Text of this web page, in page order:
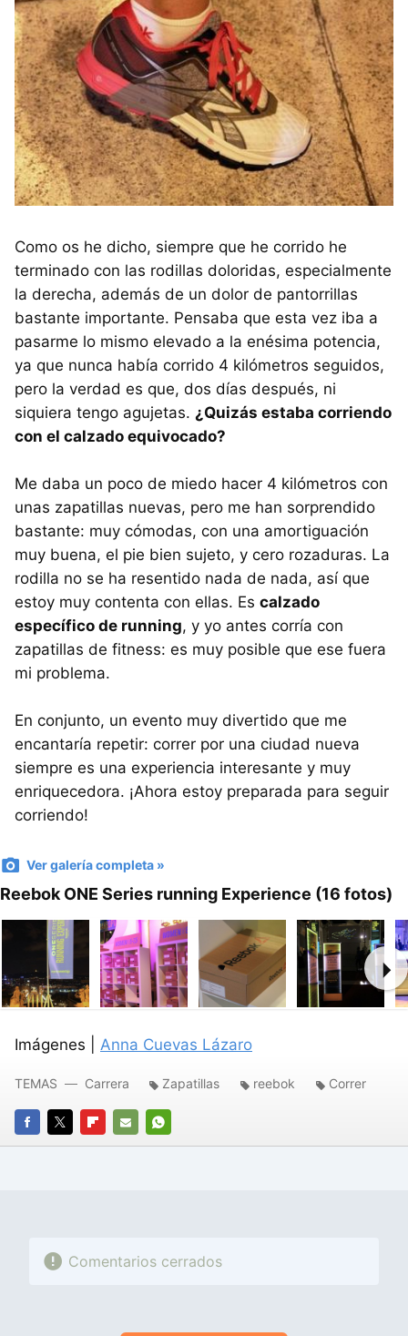
Como os he dicho, siempre que he corrido he
terminado con las rodillas doloridas, especialmente
la derecha, además de un dolor de pantorrillas
bastante importante. Pensaba que esta vez iba a
pasarme lo mismo elevado a la enésima potencia,
ya que nunca había corrido 4 kilómetros seguidos,
pero la verdad es que, dos días después, ni
siquiera tengo agujetas. ¿Quizás estaba corriendo
con el calzado equivocado?
Me daba un poco de miedo hacer 4 kilómetros con
unas zapatillas nuevas, pero me han sorprendido
bastante: muy cómodas, con una amortiguación
muy buena, el pie bien sujeto, y cero rozaduras. La
rodilla no se ha resentido nada de nada, así que
estoy muy contenta con ellas. Es calzado
específico de running, y yo antes corría con
zapatillas de fitness: es muy posible que ese fuera
mi problema.
En conjunto, un evento muy divertido que me
encantaría repetir: correr por una ciudad nueva
siempre es una experiencia interesante y muy
enriquecedora. ¡Ahora estoy preparada para seguir
corriendo!
Ver galería completa »
Reebok ONE Series running Experience (16 fotos)
Imágenes | Anna Cuevas Lázaro
FACEBOOK
TWITTERFLIPBOARD
E-
WHATSAPP
TEMAS Carrera Zapatillas reebok Correr
Comentarios cerrados